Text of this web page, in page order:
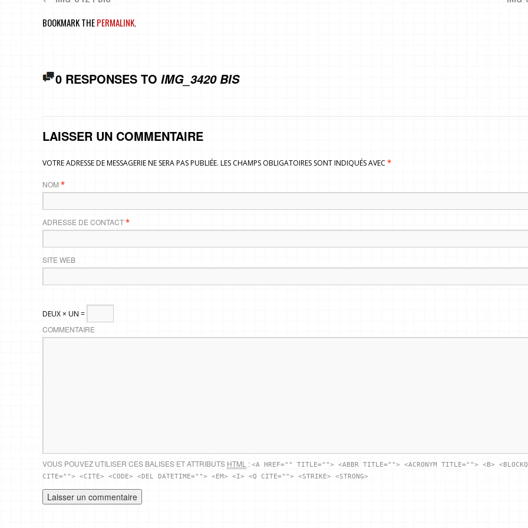
BOOKMARK THEPERMALINK.
0 RESPONSES TO IMG_3420 BIS
LAISSER UN COMMENTAIRE
VOTRE ADRESSE DE MESSAGERIE NE SERA PAS PUBLIÉE. LES CHAMPS OBLIGATOIRES SONT INDIQUÉS AVEC *
NOM *
ADRESSE DE CONTACT*
SITE WEB
DEUX × UN =
COMMENTAIRE
VOUS POUVEZ UTILISER CES BALISES ET ATTRIBUTS HTML : <A HREF="" TITLE=""> <ABBR TITLE=""> <ACRONYM TITLE=""> <B>
CITE=""> <CITE> <CODE> <DEL DATETIME=""> <EM> <I> <Q CITE=""> <STRIKE> <STRONG>